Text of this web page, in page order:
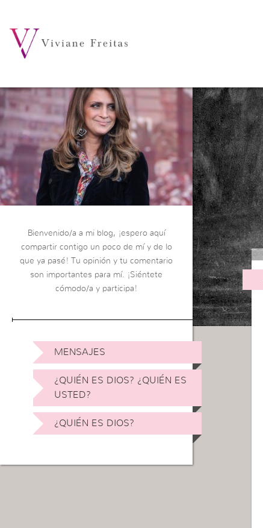
Bienvenido/a a mi blog, ¡espero aquí
compartir contigo un poco de mí y de lo
que ya pasé! Tu opinión y tu comentario
son importantes para mí. ¡Siéntete
cómodo/a y participa!
MENSAJES
¿QUIÉN ES DIOS? ¿QUIÉN ES
USTED?
¿QUIÉN ES DIOS?